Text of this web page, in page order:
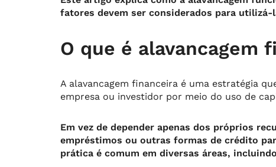
fatores devem ser considerados para
O que é alavancagem
A alavancagem financeira é uma estratégia
empresa ou investidor por meio do uso de
Em vez de depender apenas dos próprios
empréstimos ou outras formas de crédito
prática é comum em diversas áreas,